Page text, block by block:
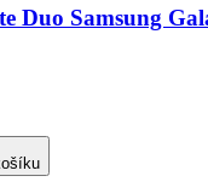
Duo Samsung